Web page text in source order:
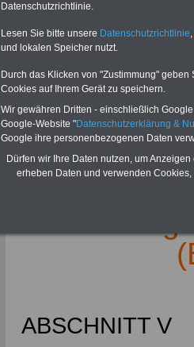
ZurÜbersicht
.
ABSCHNITT V
Datenschutzrichtlinie.
Lesen Sie bitte unsere Datenschutzrichtlinie
und lokalen Speicher nutzt.
Durch das Klicken von "Zustimmung"
Cookies auf Ihrem Gerät zu speichern.
Wir gewähren Dritten - einschließlich
Google-Website "Datenschutzerklärung &
Google ihre personenbezogenen Daten
Dürfen wir Ihre Daten nutzen, um
erheben Daten und verwenden